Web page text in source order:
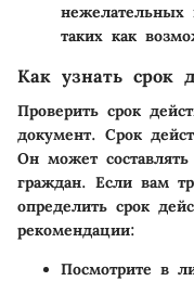
нежелательных
таких как
Как узнать срок
Проверить срок
документ. Срок
Он может
граждан. Если вам
определить срок
рекомендации:
Посмотрите в